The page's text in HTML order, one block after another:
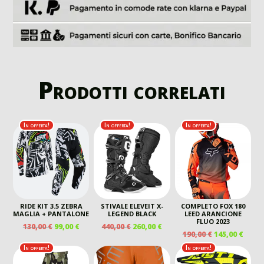
Prodotti correlati
In offerta!
RIDE KIT 3.5 ZEBRA
MAGLIA + PANTALONE
130,00€ IL
ORIGINALE
ERA:
99,00€IL
ATTUALE
In offerta!
STIVALE ELEVEIT X-
LEGEND BLACK
440,00€ IL
ORIGINALE
ERA:
260,00€IL
PREZZO
ATTUALE
È:
In offerta!
COMPLETO FOX 180
LEED ARANCIONE
FLUO 2023
190,00€ IL
PREZZO
ORIGINALE
145,00€IL
In offerta! In offerta!